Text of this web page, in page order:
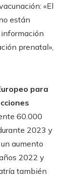
«El
están
prenatal»,
para
60.000
2023 y
aumento
2022 y
también